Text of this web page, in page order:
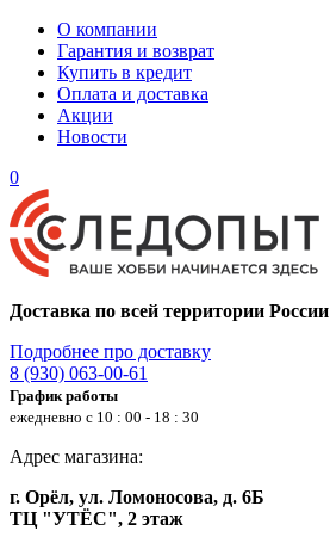
О компании
Гарантия и возврат
Купить в кредит
Оплата и доставка
Акции
Новости
0
Доставка по всей территории России
Подробнее про доставку
8 (930) 063-00-61
График работы
ежедневно с 10 : 00 - 18 : 30
Адрес магазина:
г. Орёл, ул. Ломоносова, д. 6Б
ТЦ "УТЁС", 2 этаж